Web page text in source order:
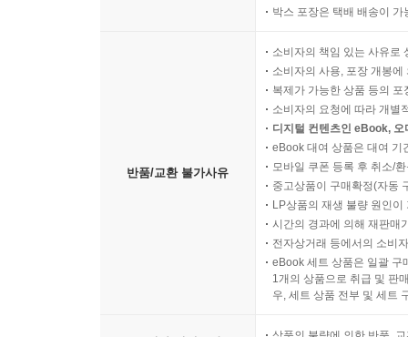
위험 파악 | 위험 축소 | 위험 진단 프로세스
02. 딥테크 스타트업의 성공 전략
딥테크 스타트업 | 대기업 | 딥테크 스타트업과 대
01. 딥테크 생태계와 관련 조직
딥테크 스타트업 | 대기업 | 투자기관 | 대학 및 연
박스 포장은 택배 배송이
반품/교환 불가사유
소비자의 책임 있는 사유로
소비자의 사용, 포장 개봉
복제가 가능한 상품 등의
소비자의 요청에 따라 개별
디지털 컨텐츠인 eBook,
eBook 대여 상품은 대여 기
모바일 쿠폰 등록 후 취소/
중고상품이 구매확정(자동
LP상품의 재생 불량 원인
시간의 경과에 의해 재판매
전자상거래 등에서의 소비
eBook 세트 상품은 일괄 구
1개의 상품으로 취급 및 판
우, 세트 상품 전부 및 세트